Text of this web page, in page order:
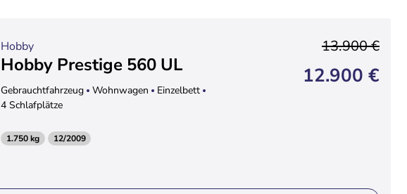
Hobby
Hobby Prestige 560 UL
Gebrauchtfahrzeug Wohnwagen
Einzelbett
4 Schlafplätze
12.900 €
13.900 €
1.750 kg 12/2009